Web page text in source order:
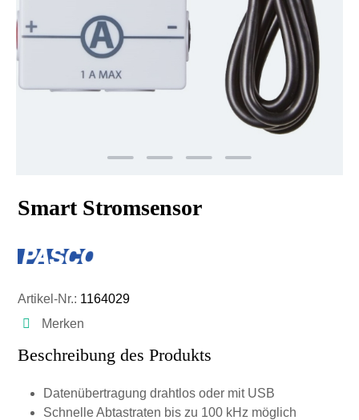
Smart Stromsensor
Artikel-Nr.: 1164029
Merken
Beschreibung des Produkts
Datenübertragung drahtlos oder mit USB
Schnelle Abtastraten bis zu 100 kHz möglich